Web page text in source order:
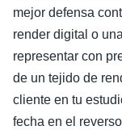
mejor defensa
render digital o
representar con
de un tejido de
cliente en tu
fecha en el